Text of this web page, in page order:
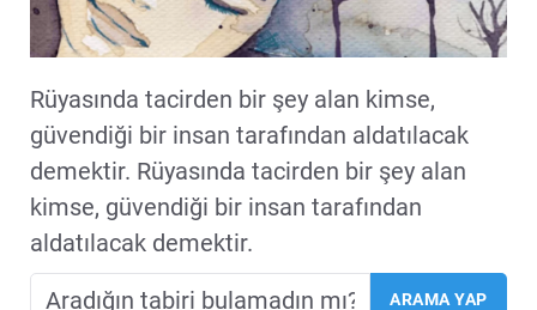
Rüyasında tacirden bir şey alan kimse,
güvendiği bir insan tarafından aldatılacak
demektir. Rüyasında tacirden bir şey alan
kimse, güvendiği bir insan tarafından
aldatılacak demektir.